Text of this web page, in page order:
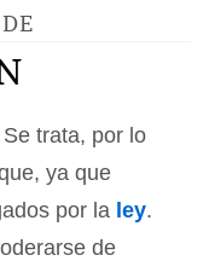
Se trata, por lo
ya que
por la ley.
de